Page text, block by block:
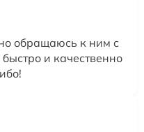
обращаюсь к ним с
и качественно